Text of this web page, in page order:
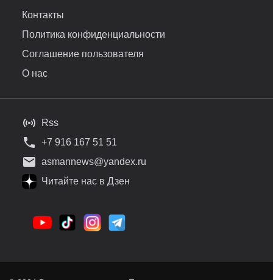
Контакты
Политика конфиденциальности
Соглашение пользователя
О нас
Rss
+7 916 167 51 51
asmannews@yandex.ru
Читайте нас в Дзен